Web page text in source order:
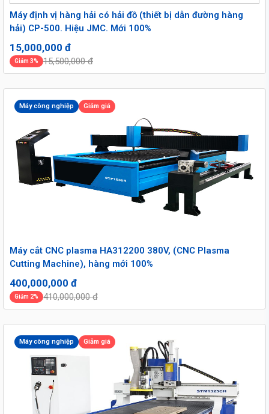
Máy định vị hàng hải có hải đồ (thiết bị dẫn đường hàng
hải) CP-500. Hiệu JMC. Mới 100%
15,000,000 đ
Giảm 3% 15,500,000 đ
Máy công nghiệp Giảm giá
Máy cắt CNC plasma HA312200 380V, (CNC Plasma
Cutting Machine), hàng mới 100%
400,000,000 đ
Giảm 2% 410,000,000 đ
Máy công nghiệp Giảm giá